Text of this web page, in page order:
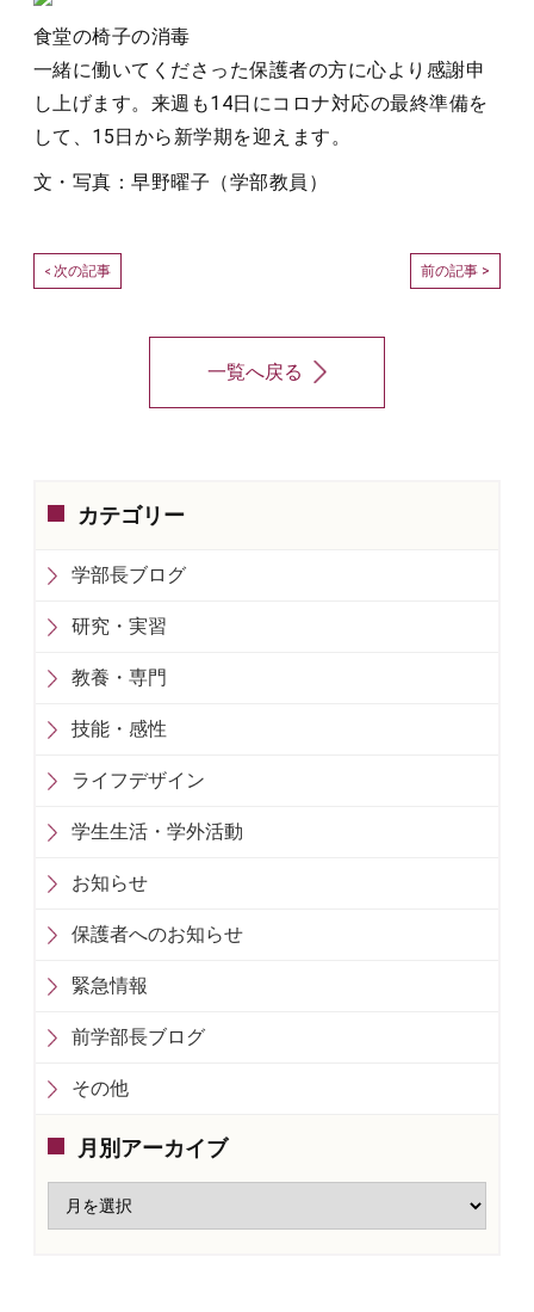
食堂の椅子の消毒
一緒に働いてくださった保護者の方に心より感謝申
し上げます。来週も14日にコロナ対応の最終準備を
して、15日から新学期を迎えます。
文・写真：早野曜子（学部教員）
< 次の記事 前の記事 >
一覧へ戻る
カテゴリー
学部長ブログ
研究・実習
教養・専門
技能・感性
ライフデザイン
学生生活・学外活動
お知らせ
保護者へのお知らせ
緊急情報
前学部長ブログ
その他
月別アーカイブ